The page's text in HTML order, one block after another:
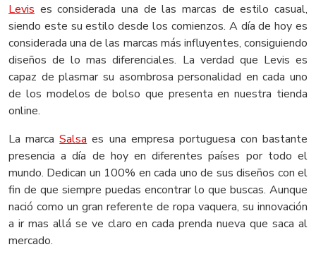
Levis es considerada una de las marcas de estilo casual,
siendo este su estilo desde los comienzos. A día de hoy es
considerada una de las marcas más influyentes, consiguiendo
diseños de lo mas diferenciales. La verdad que Levis es
capaz de plasmar su asombrosa personalidad en cada uno
de los modelos de bolso que presenta en nuestra tienda
online.
La marcaSalsa es una empresa portuguesa con bastante
presencia a día de hoy en diferentes países por todo el
mundo. Dedican un 100% en cada uno de sus diseños con el
fin de que siempre puedas encontrar lo que buscas. Aunque
nació como un gran referente de ropa vaquera, su innovación
a ir mas allá se ve claro en cada prenda nueva que saca al
mercado.